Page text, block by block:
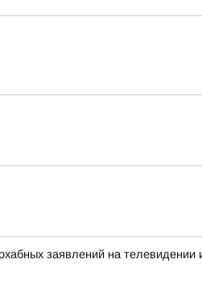
заявлений на телевидении